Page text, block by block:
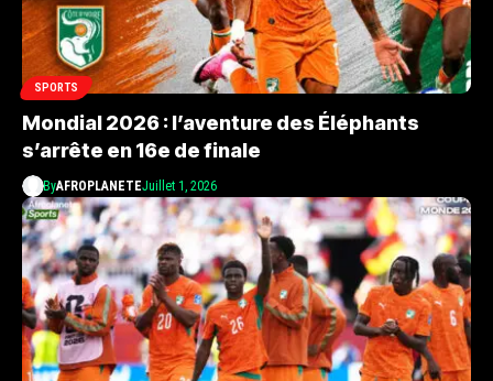
SPORTS
Mondial 2026 : l’aventure des Éléphants
s’arrête en 16e de finale
ByAFROPLANETEJuillet 1, 2026